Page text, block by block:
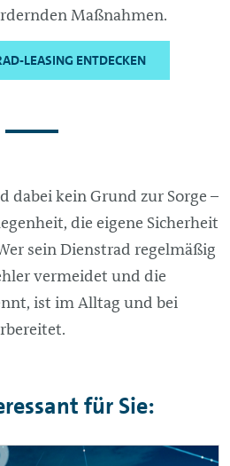
Maßnahmen.
LEASING ENTDECKEN
dabei kein Grund zur Sorge –
die eigene Sicherheit
sein Dienstrad regelmäßig
vermeidet und die
ist im Alltag und bei
für Sie: